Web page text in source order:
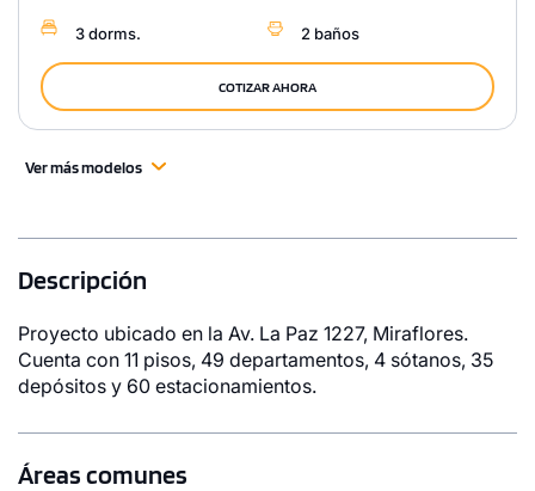
3 dorms. 2 baños
COTIZAR AHORA
Ver más modelos
Descripción
Proyecto ubicado en la Av. La Paz 1227, Miraflores.
Cuenta con 11 pisos, 49 departamentos, 4 sótanos, 35
depósitos y 60 estacionamientos.
Áreas comunes